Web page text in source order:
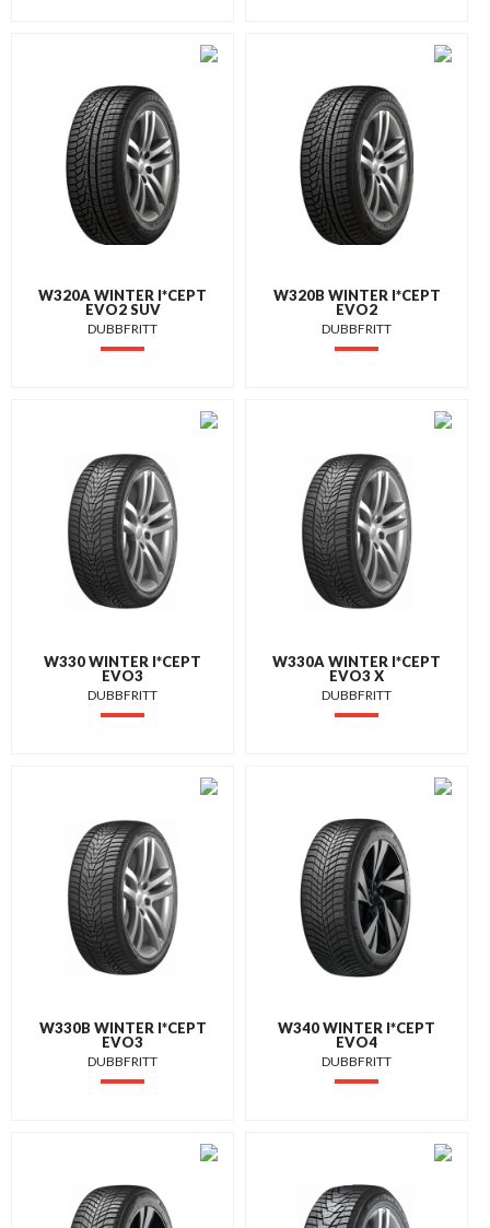
W320A WINTER I*CEPT
EVO2 SUV
DUBBFRITT
W320B WINTER I*CEPT
EVO2
DUBBFRITT
W330 WINTER I*CEPT
EVO3
DUBBFRITT
W330A WINTER I*CEPT
EVO3 X
DUBBFRITT
W330B WINTER I*CEPT
EVO3
DUBBFRITT
W340 WINTER I*CEPT
EVO4
DUBBFRITT